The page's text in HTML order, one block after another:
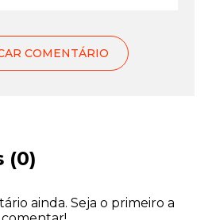
(0)
ainda. Seja o primeiro a